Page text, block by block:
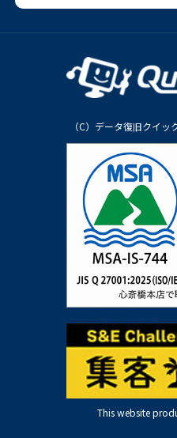
（C）データ復旧クイッ
This website